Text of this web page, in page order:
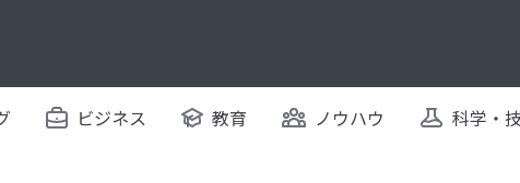
ビジネス 教育 ノウハウ 科学・